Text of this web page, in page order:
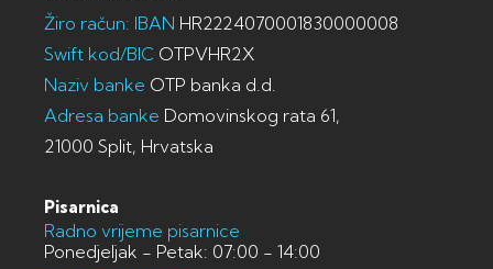
Žiro račun: IBAN HR2224070001830000008
Swift kod/BIC OTPVHR2X
Naziv banke OTP banka d.d.
Adresa banke Domovinskog rata 61,
21000 Split, Hrvatska
Pisarnica
Radno vrijeme pisarnice
Ponedjeljak - Petak: 07:00 - 14:00